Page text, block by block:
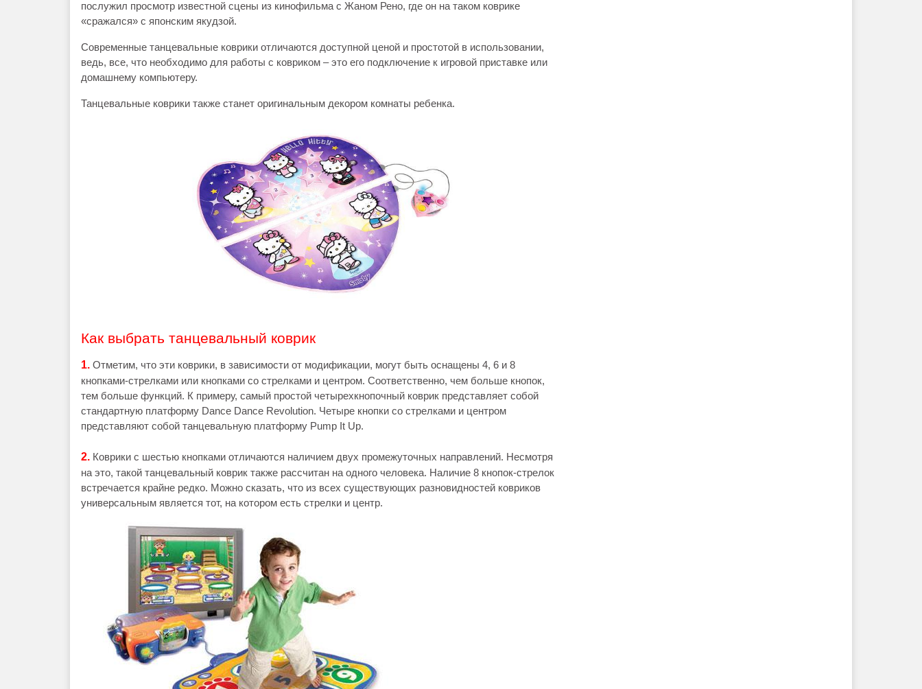
послужил просмотр известной сцены из кинофильма с Жаном Рено, где он на таком коврике
«сражался» с японским якудзой.
Современные танцевальные коврики отличаются доступной ценой и простотой в использовании,
ведь, все, что необходимо для работы с ковриком – это его подключение к игровой приставке или
домашнему компьютеру.
Танцевальные коврики также станет оригинальным декором комнаты ребенка.
Как выбрать танцевальный коврик
1. Отметим, что эти коврики, в зависимости от модификации, могут быть оснащены 4, 6 и 8
кнопками-стрелками или кнопками со стрелками и центром. Соответственно, чем больше кнопок,
тем больше функций. К примеру, самый простой четырехкнопочный коврик представляет собой
стандартную платформу Dance Dance Revolution. Четыре кнопки со стрелками и центром
представляют собой танцевальную платформу Pump It Up.
2. Коврики с шестью кнопками отличаются наличием двух промежуточных направлений. Несмотря
на это, такой танцевальный коврик также рассчитан на одного человека. Наличие 8 кнопок-стрелок
встречается крайне редко. Можно сказать, что из всех существующих разновидностей ковриков
универсальным является тот, на котором есть стрелки и центр.